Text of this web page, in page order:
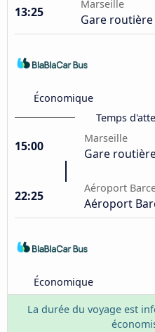
13:25
Marseille
Gare
Économique
Temps
15:00
Marseille
Gare
22:25
Aéroport
Aéroport
Économique
La durée du voyage est